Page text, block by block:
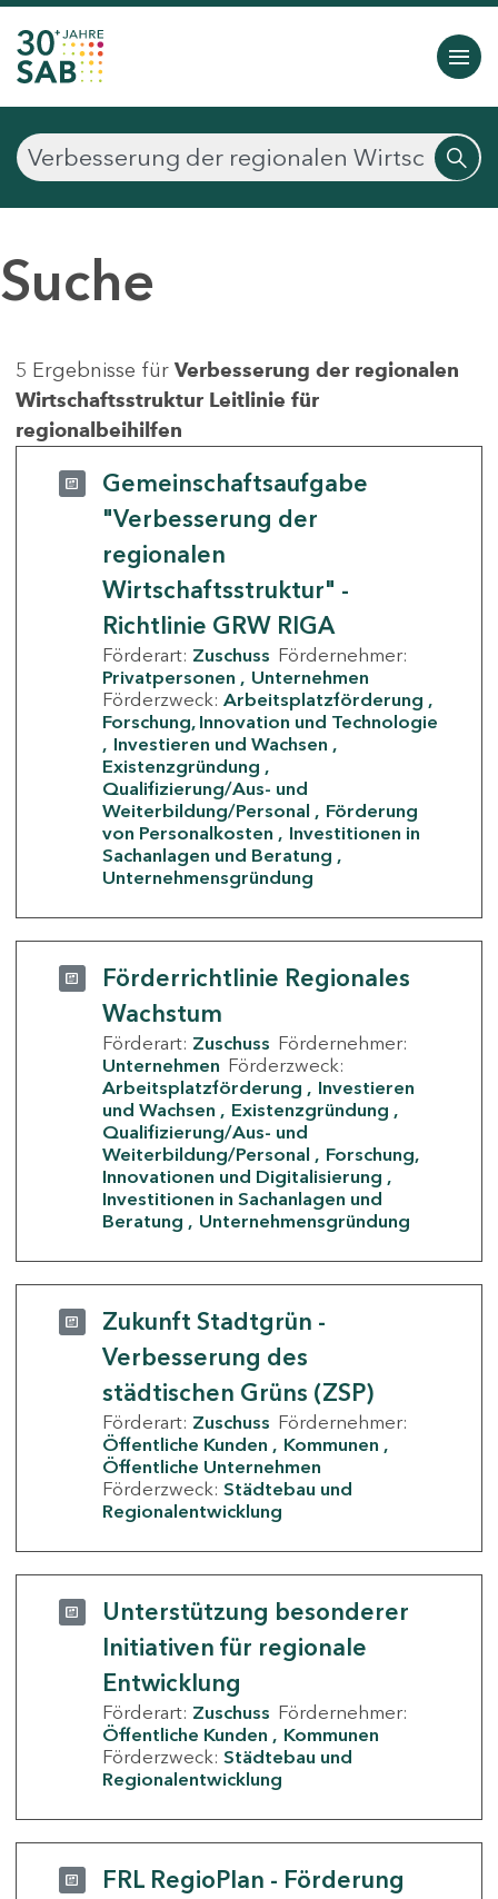
Suche
5 Ergebnisse für Verbesserung der regionalen
Wirtschaftsstruktur Leitlinie für
regionalbeihilfen
Gemeinschaftsaufgabe
"Verbesserung der
regionalen
Wirtschaftsstruktur" -
Richtlinie GRW RIGA
Förderart: Zuschuss Fördernehmer:
Privatpersonen
Unternehmen
Förderzweck: Arbeitsplatzförderung
Forschung, Innovation und Technologie
Investieren und Wachsen
Existenzgründung
Qualifizierung/Aus- und
Weiterbildung/Personal
Förderung
von Personalkosten
Investitionen in
Sachanlagen und Beratung
Unternehmensgründung
Förderrichtlinie Regionales
Wachstum
Förderart: Zuschuss Fördernehmer:
Unternehmen Förderzweck:
Arbeitsplatzförderung
Investieren
und Wachsen
Existenzgründung
Qualifizierung/Aus- und
Weiterbildung/Personal
Forschung,
Innovationen und Digitalisierung
Investitionen in Sachanlagen und
Beratung
Unternehmensgründung
Zukunft Stadtgrün -
Verbesserung des
städtischen Grüns (ZSP)
Förderart: Zuschuss Fördernehmer:
Öffentliche Kunden
Kommunen
Öffentliche Unternehmen
Förderzweck: Städtebau und
Regionalentwicklung
Unterstützung besonderer
Initiativen für regionale
Entwicklung
Förderart: Zuschuss Fördernehmer:
Öffentliche Kunden
Kommunen
Förderzweck: Städtebau und
Regionalentwicklung
FRL RegioPlan - Förderung